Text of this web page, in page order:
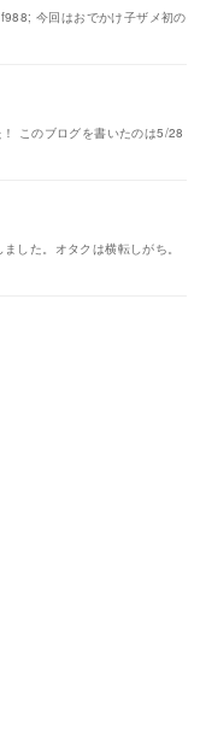
今回はおでかけ子ザメ初の
このブログを書いたのは5/28
した。オタクは横転しがち。